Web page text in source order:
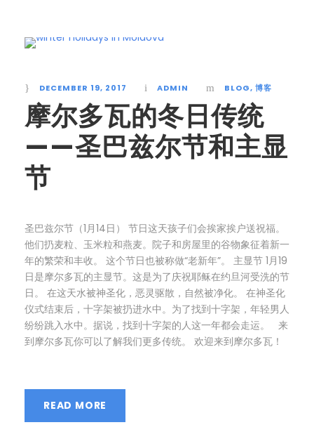
DECEMBER 19, 2017 ADMIN BLOG, 博客
摩尔多瓦的冬日传统
——圣巴兹尔节和主显
节
圣巴兹尔节（1月14日） 节日这天孩子们会挨家挨户送祝福。
他们扔麦粒、玉米粒和燕麦。院子和房屋里的谷物象征着新一
年的繁荣和丰收。 这个节日也被称做“老新年”。 主显节 1月19
日是摩尔多瓦的主显节。这是为了庆祝耶稣在约旦河受洗的节
日。 在这天水被神圣化，恶灵驱散，自然被净化。 在神圣化
仪式结束后，十字架被扔进水中。为了找到十字架，年轻男人
纷纷跳入水中。据说，找到十字架的人这一年都会走运。 来
到摩尔多瓦你可以了解我们更多传统。 欢迎来到摩尔多瓦！
READ MORE